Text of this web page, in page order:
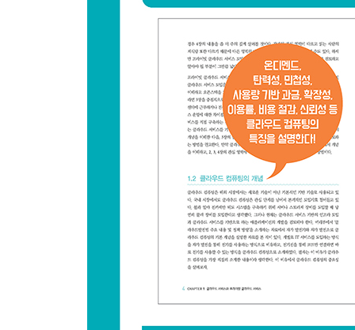
2.3.3.8 가상 머신 서비스의 미터링과 과금
2.3.4 스토리지 서비스 원가
2.3.4.1 직접 재료비
2.4 프라이빗 클라우드 서비스 구축 요건
2.4.1 프라이빗 클라우드 서비스 설계 요건
2.4.2 프라이빗 클라우드 서비스 소프트웨어 요건
2.4.2.1 클라우드 플랫폼
2.4.2.3 클라우드 서비스 제공을 위한 소프트웨어
2.4.3 프라이빗 클라우드 서비스 하드웨어 요건